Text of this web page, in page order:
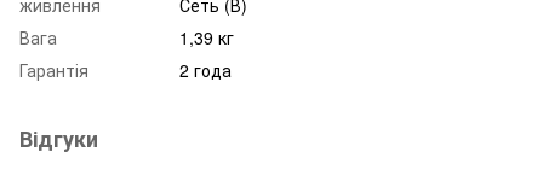
Вага
1,39 кг
Гарантія
2 года
Відгуки